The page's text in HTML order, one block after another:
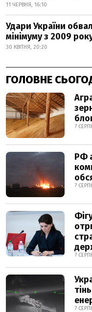
11 ЧЕРВНЯ, 16:10
Удари України
мінімуму з 2009
30 КВІТНЯ, 20:20
ГОЛОВНЕ
7
РФ
7
7
7